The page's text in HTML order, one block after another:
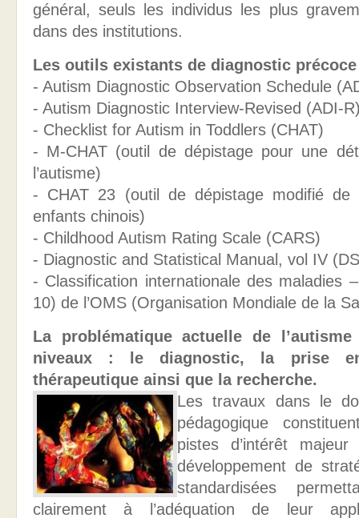
général, seuls les individus les plus
dans des institutions.
Les outils existants de diagnostic
- Autism Diagnostic Observation Schedule
- Autism Diagnostic Interview-Revised (ADI-
- Checklist for Autism in Toddlers (CHAT)
- M-CHAT (outil de dépistage pour une
l’autisme)
- CHAT 23 (outil de dépistage modifié de
enfants chinois)
- Childhood Autism Rating Scale (CARS)
- Diagnostic and Statistical Manual, vol IV
- Classification internationale des maladies
10) de l’OMS (Organisation Mondiale de la
La problématique actuelle de
niveaux : le diagnostic, la prise
thérapeutique ainsi que la recherche.
Les travaux dans le
pédagogique
pistes d’intérêt
développement de
standardisées
clairement à l’adéquation de leur